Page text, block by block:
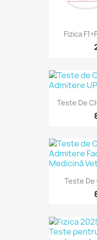
Fizica
Teste De
Teste De